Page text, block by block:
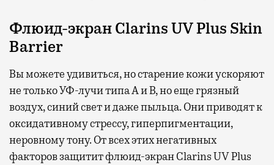
Флюид-экран Clarins UV Plus Skin
Barrier
Вы можете удивиться, но старение кожи ускоряют
не только УФ-лучи типа А и В, но еще грязный
воздух, синий свет и даже пыльца. Они приводят к
оксидативному стрессу, гиперпигментации,
неровному тону. От всех этих негативных
факторов защитит флюид-экран Clarins UV Plus